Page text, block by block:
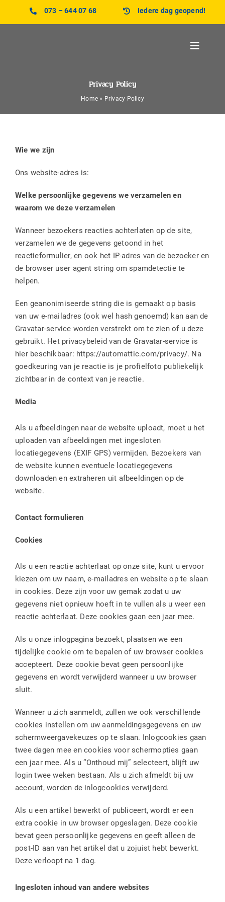
073 – 644 07 68 Iedere dag geopend!
Toggle
Menukaart
Privacy Policy
Home » Privacy Policy
Wie we zijn
Ons website-adres is:
Welke persoonlijke gegevens we verzamelen en
waarom we deze verzamelen
Wanneer bezoekers reacties achterlaten op de site,
verzamelen we de gegevens getoond in het
reactieformulier, en ook het IP-adres van de bezoeker en
de browser user agent string om spamdetectie te
helpen.
Een geanonimiseerde string die is gemaakt op basis
van uw e-mailadres (ook wel hash genoemd) kan aan de
Gravatar-service worden verstrekt om te zien of u deze
gebruikt. Het privacybeleid van de Gravatar-service is
hier beschikbaar: https://automattic.com/privacy/. Na
goedkeuring van je reactie is je profielfoto publiekelijk
zichtbaar in de context van je reactie.
Media
Als u afbeeldingen naar de website uploadt, moet u het
uploaden van afbeeldingen met ingesloten
locatiegegevens (EXIF GPS) vermijden. Bezoekers van
de website kunnen eventuele locatiegegevens
downloaden en extraheren uit afbeeldingen op de
website.
Contact formulieren
Cookies
Als u een reactie achterlaat op onze site, kunt u ervoor
kiezen om uw naam, e-mailadres en website op te slaan
in cookies. Deze zijn voor uw gemak zodat u uw
gegevens niet opnieuw hoeft in te vullen als u weer een
reactie achterlaat. Deze cookies gaan een jaar mee.
Als u onze inlogpagina bezoekt, plaatsen we een
tijdelijke cookie om te bepalen of uw browser cookies
accepteert. Deze cookie bevat geen persoonlijke
gegevens en wordt verwijderd wanneer u uw browser
sluit.
Wanneer u zich aanmeldt, zullen we ook verschillende
cookies instellen om uw aanmeldingsgegevens en uw
schermweergavekeuzes op te slaan. Inlogcookies gaan
twee dagen mee en cookies voor schermopties gaan
een jaar mee. Als u “Onthoud mij” selecteert, blijft uw
login twee weken bestaan. Als u zich afmeldt bij uw
account, worden de inlogcookies verwijderd.
Als u een artikel bewerkt of publiceert, wordt er een
extra cookie in uw browser opgeslagen. Deze cookie
bevat geen persoonlijke gegevens en geeft alleen de
post-ID aan van het artikel dat u zojuist hebt bewerkt.
Deze verloopt na 1 dag.
Ingesloten inhoud van andere websites